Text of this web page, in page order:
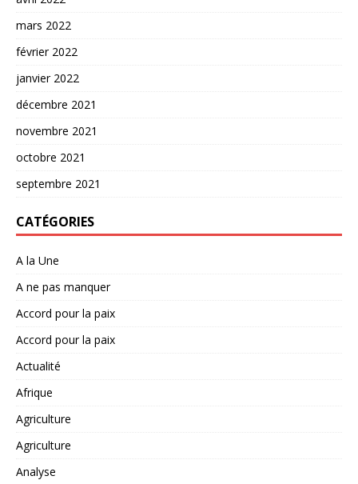
mars 2022
février 2022
janvier 2022
décembre 2021
novembre 2021
octobre 2021
septembre 2021
CATÉGORIES
A la Une
A ne pas manquer
Accord pour la paix
Accord pour la paix
Actualité
Afrique
Agriculture
Agriculture
Analyse